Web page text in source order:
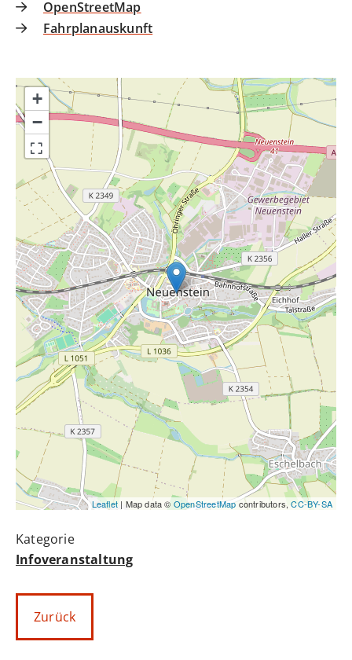
OpenStreetMap
Fahrplanauskunft
+
−
Leaflet| Map data © OpenStreetMapcontributors,CC-BY-SA
Infoveranstaltung
Zurück